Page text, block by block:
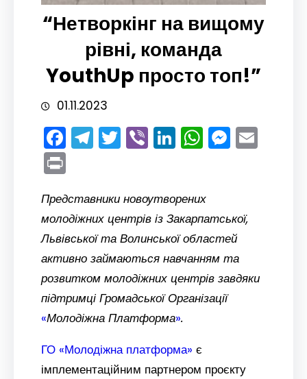
“Нетворкінг на вищому
рівні, команда
YouthUp просто топ!”
01.11.2023
Facebook
Telegram
Twitter
ViberLinkedIn
Представники новоутворених
молодіжних центрів із Закарпатської,
Львівської та Волинської областей
активно займаються навчанням та
розвитком молодіжних центрів завдяки
підтримці Громадської Організації
«Молодіжна Платформа».
ГО «Молодіжна платформа» є
імплементаційним партнером проєкту